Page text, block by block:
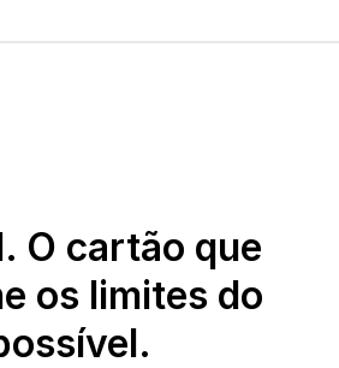
O cartão que
os limites do